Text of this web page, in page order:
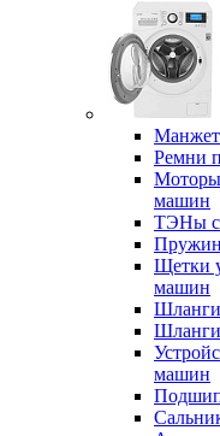
Ремни
Моторы
машин
ТЭНы
Щетки
машин
Шланги
машин